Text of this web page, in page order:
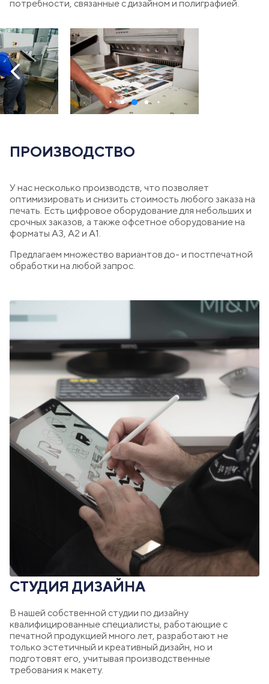
потребности, связанные с дизайном и полиграфией.
ПРОИЗВОДСТВО
У нас несколько производств, что позволяет
оптимизировать и снизить стоимость любого заказа на
печать. Есть цифровое оборудование для небольших и
срочных заказов, а также офсетное оборудование на
форматы А3, А2 и А1.
Предлагаем множество вариантов до- и постпечатной
обработки на любой запрос.
СТУДИЯ ДИЗАЙНА
В нашей собственной студии по дизайну
квалифицированные специалисты, работающие с
печатной продукцией много лет, разработают не
только эстетичный и креативный дизайн, но и
подготовят его, учитывая производственные
требования к макету.